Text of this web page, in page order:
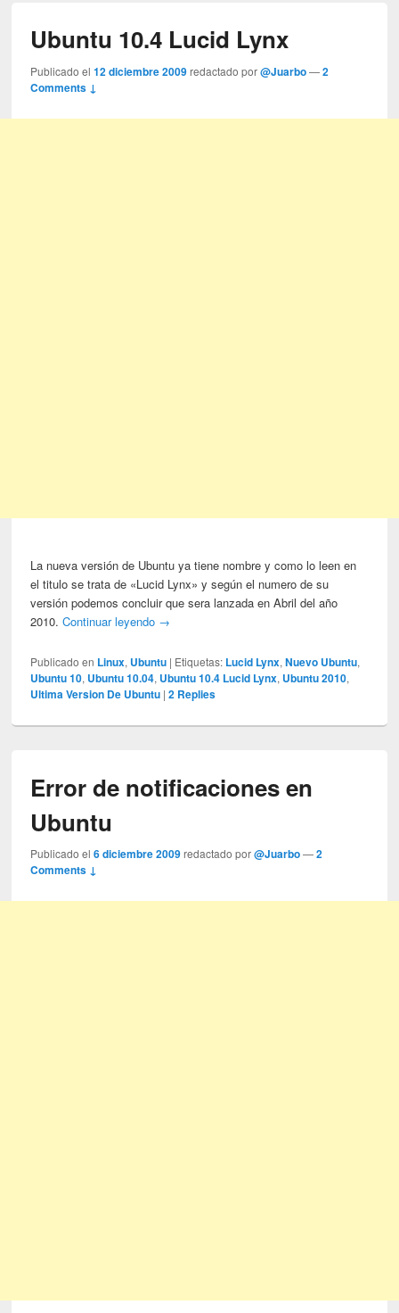
Ubuntu 10.4 Lucid Lynx
Publicado el12 diciembre 2009 redactado por@Juarbo —2
Comments ↓
La nueva versión de Ubuntu ya tiene nombre y como lo leen en
el titulo se trata de «Lucid Lynx» y según el numero de su
versión podemos concluir que sera lanzada en Abril del año
2010.Continuar leyendo →
Publicado en Linux, Ubuntu | Etiquetas: Lucid Lynx,Nuevo Ubuntu,
Ubuntu 10, Ubuntu 10.04, Ubuntu 10.4 Lucid Lynx, Ubuntu 2010,
Ultima Version De Ubuntu |2 Replies
Error de notificaciones en
Ubuntu
Publicado el6 diciembre 2009 redactado por@Juarbo —2
Comments ↓